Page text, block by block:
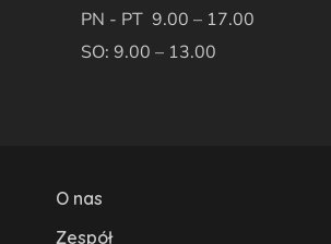
PN - PT 9.00 – 17.00
SO: 9.00 – 13.00
O nas
Zespół